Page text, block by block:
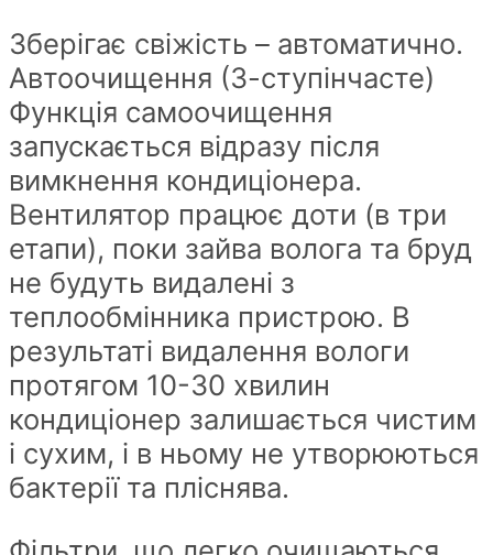
Зберігає свіжість – автоматично.
Автоочищення (3-ступінчасте)
Функція самоочищення
запускається відразу після
вимкнення кондиціонера.
Вентилятор працює доти (в три
етапи), поки зайва волога та бруд
не будуть видалені з
теплообмінника пристрою. В
результаті видалення вологи
протягом 10-30 хвилин
кондиціонер залишається чистим
і сухим, і в ньому не утворюються
бактерії та пліснява.